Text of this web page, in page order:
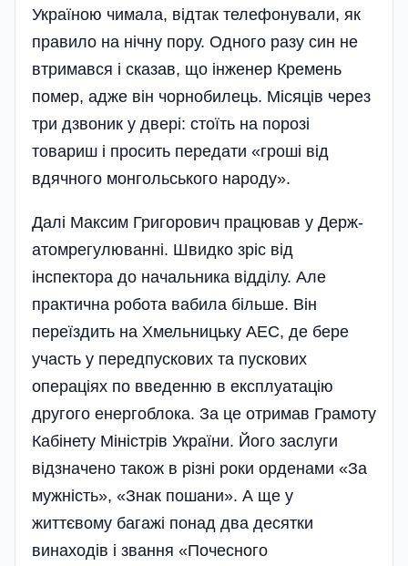
Україною чимала, відтак телефонували, як
правило на нічну пору. Одного разу син не
втримався і сказав, що інженер Кремень
помер, адже він чорнобилець. Місяців через
три дзвоник у двері: стоїть на порозі
товариш і просить передати «гроші від
вдячного монгольського народу».
Далі Максим Григорович працював у Держ­
атомрегулюванні. Швидко зріс від
інспектора до начальника відділу. Але
практична робота вабила більше. Він
переїздить на Хмельницьку АЕС, де бере
участь у передпускових та пускових
операціях по введенню в експлуатацію
другого енергоблока. За це отримав Грамоту
Кабінету Міністрів України. Його заслуги
відзначено також в різні роки орденами «За
мужність», «Знак пошани». А ще у
життєвому багажі понад два десятки
винаходів і звання «Почесного